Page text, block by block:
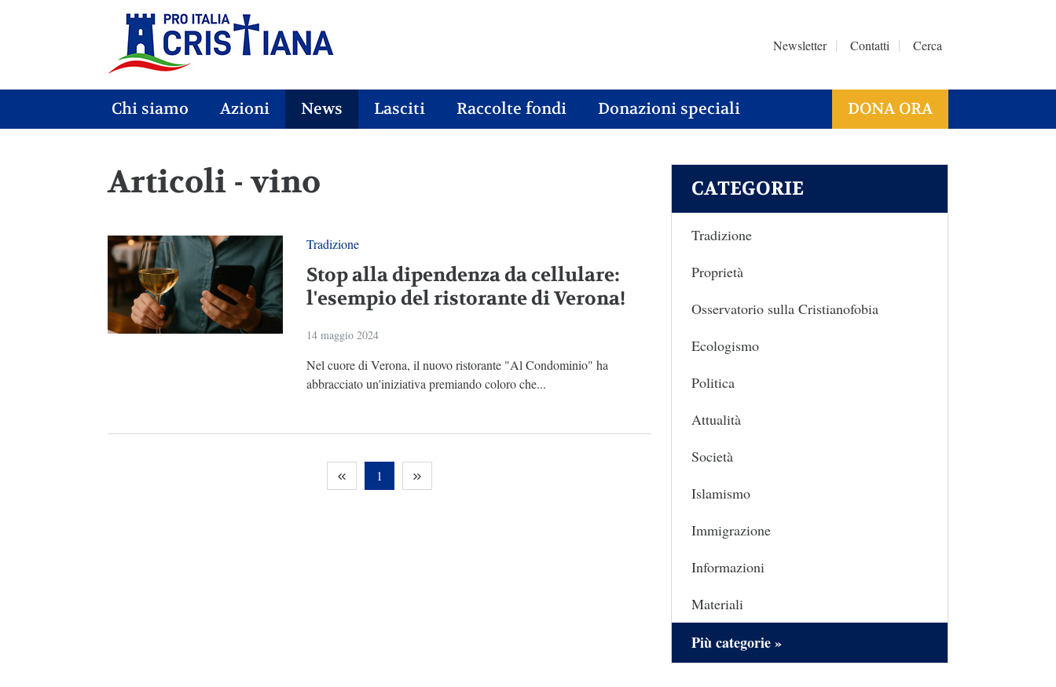
Newsletter Contatti Cerca
Chi siamo Azioni News Lasciti Raccolte fondi Donazioni speciali DONA ORA
Articoli - vino
Tradizione
Stop alla dipendenza da cellulare:
l'esempio del ristorante di Verona!
14 maggio 2024
Nel cuore di Verona, il nuovo ristorante "Al Condominio" ha
abbracciato un'iniziativa premiando coloro che...
1
CATEGORIE
Tradizione
Proprietà
Osservatorio sulla Cristianofobia
Ecologismo
Politica
Attualità
Società
Islamismo
Immigrazione
Informazioni
Materiali
Più categorie »